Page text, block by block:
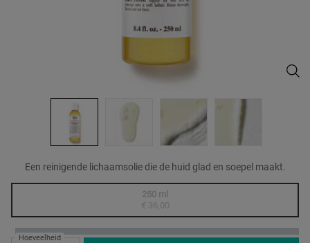
Een reinigende lichaamsolie die de huid glad en soepel maakt.
Geselecteerd
De productvariant is niet in voorraad, {0}
250 ml
€ 36,00
, 1 of 1
Hoeveelheid